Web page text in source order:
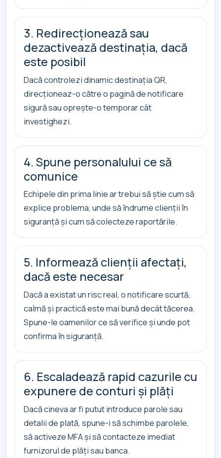
3. Redirecționează sau
dezactivează destinația, dacă
este posibil
Dacă controlezi dinamic destinația QR,
direcționeaz-o către o pagină de notificare
sigură sau oprește-o temporar cât
investighezi.
4. Spune personalului ce să
comunice
Echipele din prima linie ar trebui să știe cum să
explice problema, unde să îndrume clienții în
siguranță și cum să colecteze raportările.
5. Informează clienții afectați,
dacă este necesar
Dacă a existat un risc real, o notificare scurtă,
calmă și practică este mai bună decât tăcerea.
Spune-le oamenilor ce să verifice și unde pot
confirma în siguranță.
6. Escaladează rapid cazurile cu
expunere de conturi și plăți
Dacă cineva ar fi putut introduce parole sau
detalii de plată, spune-i să schimbe parolele,
să activeze MFA și să contacteze imediat
furnizorul de plăți sau banca.